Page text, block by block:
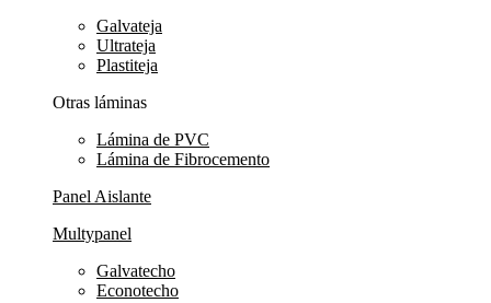
Galvateja
Ultrateja
Plastiteja
Otras láminas
Lámina de PVC
Lámina de Fibrocemento
Panel Aislante
Multypanel
Galvatecho
Econotecho